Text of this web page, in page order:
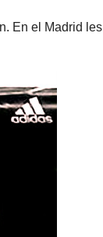
En el Madrid les